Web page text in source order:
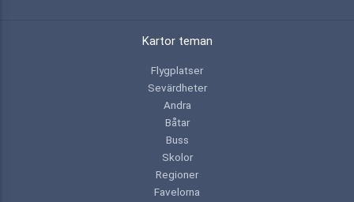
Kartor teman
Flygplatser
Sevärdheter
Andra
Båtar
Buss
Skolor
Regioner
Favelorna